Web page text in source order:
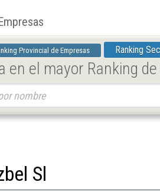
Provincial de Empresas Ranking
el mayor Ranking
Sl